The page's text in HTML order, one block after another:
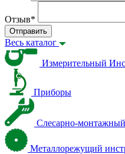
Отзыв*
Отправить
Весь каталог
Измерительный
Приборы
Слесарно-
Металлорежущий